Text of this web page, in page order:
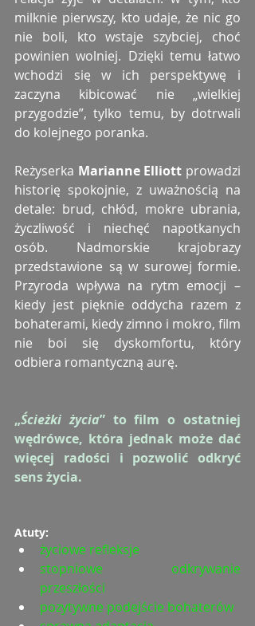
milknie pierwszy, kto udaje, że nic go
nie boli, kto wstaje szybciej, choć
powinien wolniej. Dzięki temu łatwo
wchodzi się w ich perspektywę i
zaczyna kibicować nie „wielkiej
przygodzie”, tylko temu, by dotrwali
do kolejnego poranka.
Reżyserka Marianne Elliott prowadzi
historię spokojnie, z uważnością na
detale: brud, chłód, mokre ubrania,
życzliwość i niechęć napotkanych
osób. Nadmorskie krajobrazy
przedstawione są w surowej formie.
Przyroda wpływa na rytm emocji –
kiedy jest pięknie oddycha razem z
bohaterami, kiedy zimno i mokro, film
nie boi się dyskomfortu, który
odbiera romantyczną aurę.
„Ścieżki życia” to film o ostatniej
wędrówce, która jednak może dać
więcej radości i pozwolić odkryć
sens życia.
Atuty:
życiowe refleksje
stopniowe odkrywanie
przeszłości
pozytywne podejście bohaterów